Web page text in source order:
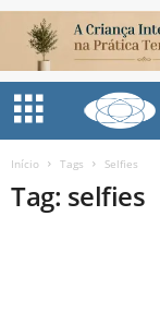
Início Tags Selfies
Tag: selfies